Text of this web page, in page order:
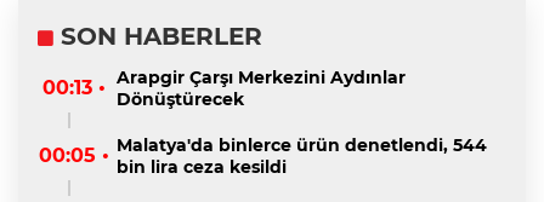
SON HABERLER
00:13 • Arapgir Çarşı Merkezini Aydınlar
Dönüştürecek
00:05 • Malatya'da binlerce ürün denetlendi, 544
bin lira ceza kesildi